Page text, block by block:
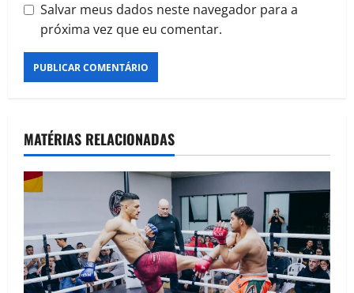
Salvar meus dados neste navegador para a
próxima vez que eu comentar.
MATÉRIAS RELACIONADAS